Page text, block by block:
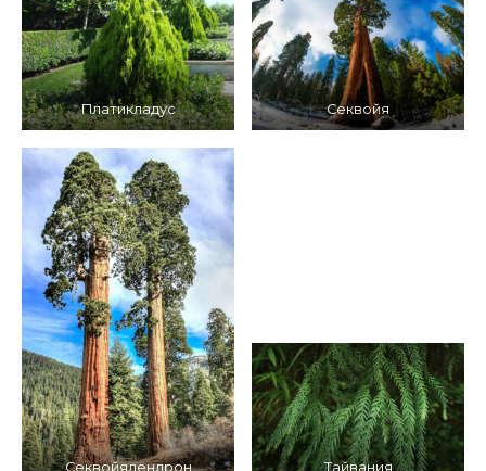
Платикладус Секвойя
Секвойядендрон Тайвания